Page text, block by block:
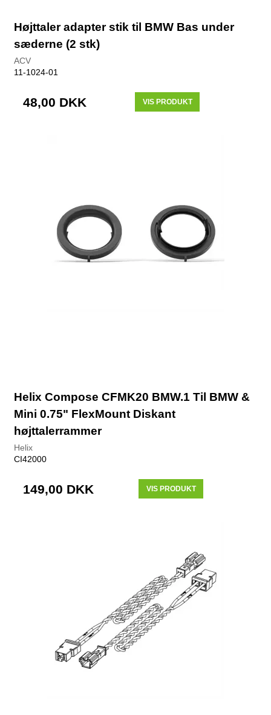
Højttaler adapter stik til BMW Bas under
sæderne (2 stk)
ACV
11-1024-01
48,00 DKK VIS PRODUKT
Helix Compose CFMK20 BMW.1 Til BMW &
Mini 0.75" FlexMount Diskant
højttalerrammer
Helix
CI42000
149,00 DKK VIS PRODUKT